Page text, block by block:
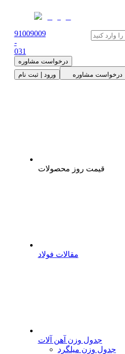
91009009
-
031
درخواست مشاوره
ورود | ثبت نام
درخواست مشاوره
قیمت روز محصولات
مقالات فولاد
جدول وزن آهن آلات
جدول وزن میلگرد